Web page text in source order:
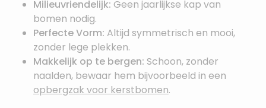
Milieuvriendelijk: Geen jaarlijkse kap van
bomen nodig.
Perfecte Vorm: Altijd symmetrisch en mooi,
zonder lege plekken.
Makkelijk op te bergen: Schoon, zonder
naalden, bewaar hem bijvoorbeeld in een
opbergzak voor kerstbomen.